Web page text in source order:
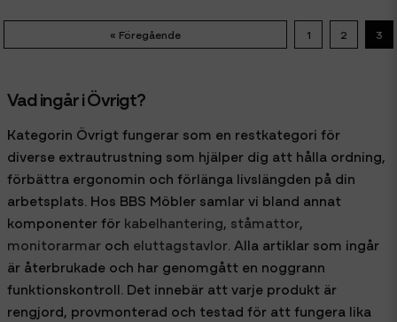
« Föregående 1 2 3
Vad ingår i Övrigt?
Kategorin Övrigt fungerar som en restkategori för
diverse extrautrustning som hjälper dig att hålla ordning,
förbättra ergonomin och förlänga livslängden på din
arbetsplats. Hos BBS Möbler samlar vi bland annat
komponenter för kabelhantering, ståmattor,
monitorarmar och eluttagstavlor. Alla artiklar som ingår
är återbrukade och har genomgått en noggrann
funktionskontroll. Det innebär att varje produkt är
rengjord, provmonterad och testad för att fungera lika